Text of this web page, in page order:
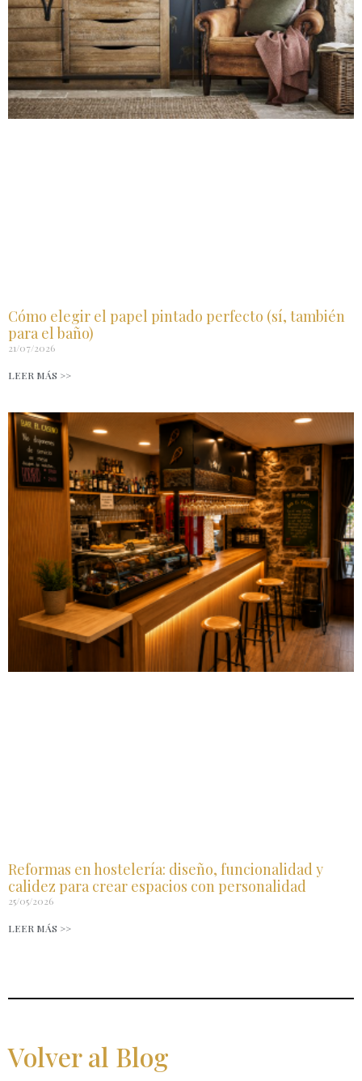
Cómo elegir el papel pintado perfecto (sí, también
para el baño)
21/07/2026
LEER MÁS >>
Reformas en hostelería: diseño, funcionalidad y
calidez para crear espacios con personalidad
25/05/2026
LEER MÁS >>
Volver al Blog